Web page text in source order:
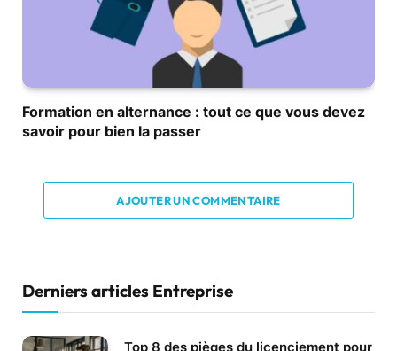
Formation en alternance : tout ce que vous devez
savoir pour bien la passer
AJOUTER UN COMMENTAIRE
Derniers articles Entreprise
Top 8 des pièges du licenciement pour